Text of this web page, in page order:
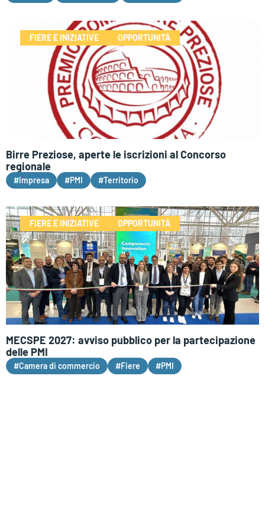
FIERE E INIZIATIVE OPPORTUNITÀ
Birre Preziose, aperte le iscrizioni al Concorso
regionale
#Impresa #PMI #Territorio
FIERE E INIZIATIVE OPPORTUNITÀ
MECSPE 2027: avviso pubblico per la partecipazione
delle PMI
#Camera di commercio #Fiere #PMI